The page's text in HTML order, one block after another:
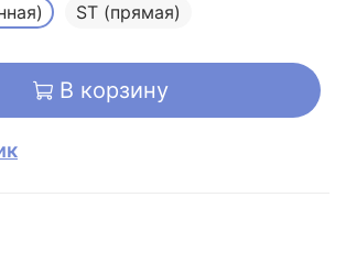
ST (прямая)
В корзину